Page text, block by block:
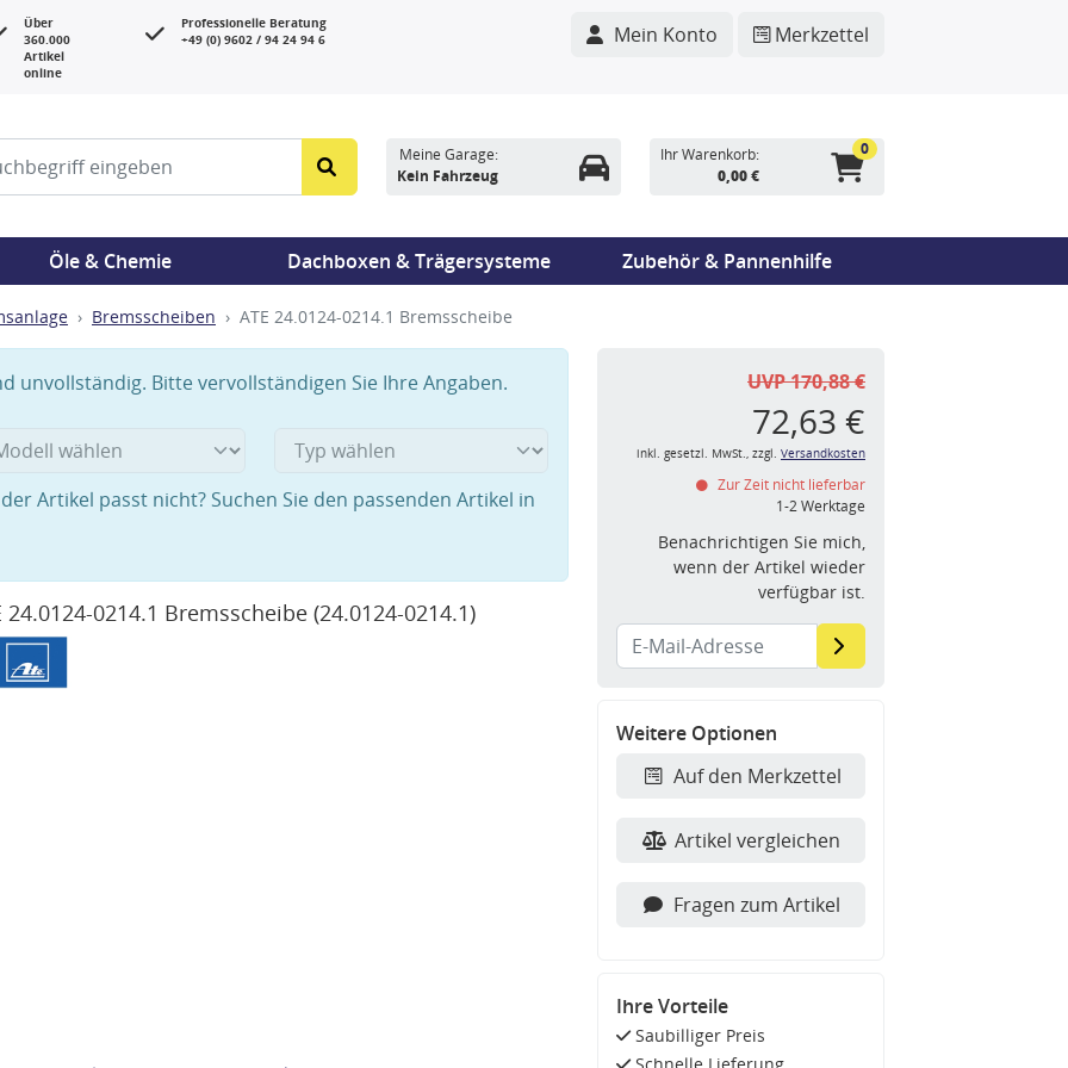
Über
360.000
Artikel
online
Professionelle Beratung
+49 (0) 9602 / 94 24 94 6
Mein Konto Merkzettel
Meine Garage:
Kein Fahrzeug
Ihr Warenkorb:
0,00 €
0
Öle & Chemie Dachboxen & Trägersysteme Zubehör & Pannenhilfe
Bremsscheiben ATE 24.0124-0214.1 Bremsscheibe
unvollständig. Bitte vervollständigen Sie Ihre Angaben.
Artikel passt nicht? Suchen Sie den passenden Artikel in
24.0124-0214.1 Bremsscheibe (24.0124-0214.1)
UVP 170,88 €
72,63 €
inkl. gesetzl. MwSt., zzgl. Versandkosten
Zur Zeit nicht lieferbar
1-2 Werktage
Benachrichtigen Sie mich,
wenn der Artikel wieder
verfügbar ist.
Weitere Optionen
Auf den Merkzettel
Artikel vergleichen
Fragen zum Artikel
Ihre Vorteile
Saubilliger Preis